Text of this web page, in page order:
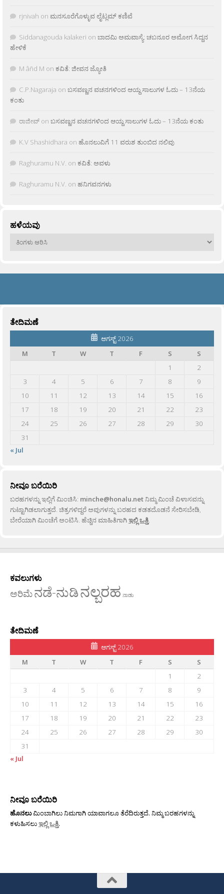
rjnivah on ಮನಸೂರೆಗೊಳ್ಳುವ ಲೈಟ್ಲಮ್ ಕಣಿವೆ
Siddanagouda kalakeri on ಬಾದಮಿ ಅಮವಾಸ್ಯೆ: ಚಬನೂರ ಅಮೋಗ ಸಿದ್ದನ
ಹೇಳಿಕೆ
M âñd M on ಕವಿತೆ: ಜೀವನ ಜ್ಯೋತಿ
C.P.Nagaraja on ಬಸವಣ್ಣನ ವಚನಗಳಿಂದ ಆಯ್ದ ಸಾಲುಗಳ ಓದು – 13ನೆಯ
ಕಂತು
ರಾಜೀವ್ on ಬಸವಣ್ಣನ ವಚನಗಳಿಂದ ಆಯ್ದ ಸಾಲುಗಳ ಓದು – 13ನೆಯ ಕಂತು
K.V Shashidhara on ಹೊನಲುವಿಗೆ 11 ವರುಶ ತುಂಬಿದ ನಲಿವು
Raghuramu N.V. on ಕವಿತೆ: ಅವಳು
Raghuramu N.V. on ಹನಿಗವನಗಳು
ಹಳೆಯವು
ಹಳೆಯವು
ತೇದಿಮಣೆ
ಆಗಸ್ಟ್ 2026
M
T W T F S
S
1
2
3
4 5 6 7 8
9
10
11 12 13 14 15
16
17
18 19 20 21 22
23
24
25 26 27 28 29
30
31
« Jul
ನೀವೂ ಬರೆಯಿರಿ
ಬರಹಗಳನ್ನು ಇಲ್ಲಿಗೆ ಮಿಂಚಿಸಿ: minche@honalu.netನಿಮ್ಮ ಮಿಂಚೆ ವಿಳಾಸವನ್ನು
ಗುಟ್ಟಾಗಿಡಲಾಗುತ್ತದೆ. ಚಿತ್ರಗಳಿದ್ದರೆ ಅವುಗಳನ್ನು ಬರಹದ ಕಡತದೊಡನೆ ಸೇರಿಸಬೇಡಿ,
ಬೇರೆಯಾಗಿ ಮಿಂಚೆಗೆ ಅಂಟಿಸಿ. ಹೆಚ್ಚಿನ ಮಾಹಿತಿಗಾಗಿಇಲ್ಲಿ ಒತ್ತಿ.
ಕವಲುಗಳು
ಅರಿಮೆನಡೆ-ನುಡಿನಲ್ಬರಹ ನಾಡು
ತೇದಿಮಣೆ
ಆಗಸ್ಟ್ 2026
M
T W T F S
S
1
2
3
4 5 6 7 8
9
10
11 12 13 14 15
16
17
18 19 20 21 22
23
24
25 26 27 28 29
30
31
« Jul
ನೀವೂ ಬರೆಯಿರಿ
ಹೊನಲುಮಿಂಬಾಗಿಲು ನಿಮಗಾಗಿ ಯಾವಾಗಲೂ ತೆರೆದಿರುತ್ತದೆ. ನಿಮ್ಮ ಬರಹಗಳನ್ನು
ಕಳುಹಿಸಲುಇಲ್ಲಿ ಒತ್ತಿ.